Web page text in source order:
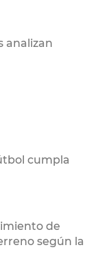
analizan
cumpla
de
según la